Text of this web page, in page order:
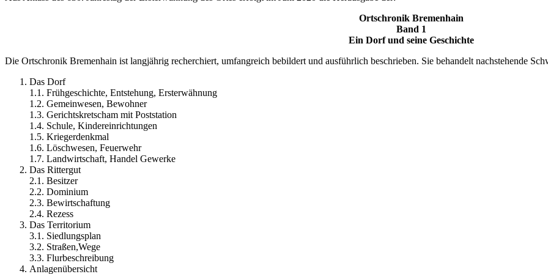
Ortschronik Bremenhain
Band 1
Ein Dorf und seine Geschichte
Die Ortschronik Bremenhain ist langjährig recherchiert, umfangreich bebildert und ausführlich beschrieben. Sie behandelt nachstehende
Das Dorf
1.1. Frühgeschichte, Entstehung, Ersterwähnung
1.2. Gemeinwesen, Bewohner
1.3. Gerichtskretscham mit Poststation
1.4. Schule, Kindereinrichtungen
1.5. Kriegerdenkmal
1.6. Löschwesen, Feuerwehr
1.7. Landwirtschaft, Handel Gewerke
Das Rittergut
2.1. Besitzer
2.2. Dominium
2.3. Bewirtschaftung
2.4. Rezess
Das Territorium
3.1. Siedlungsplan
3.2. Straßen,Wege
3.3. Flurbeschreibung
Anlagenübersicht